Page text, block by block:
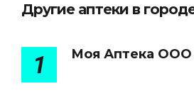
Другие аптеки в
1 Моя Аптека ООО